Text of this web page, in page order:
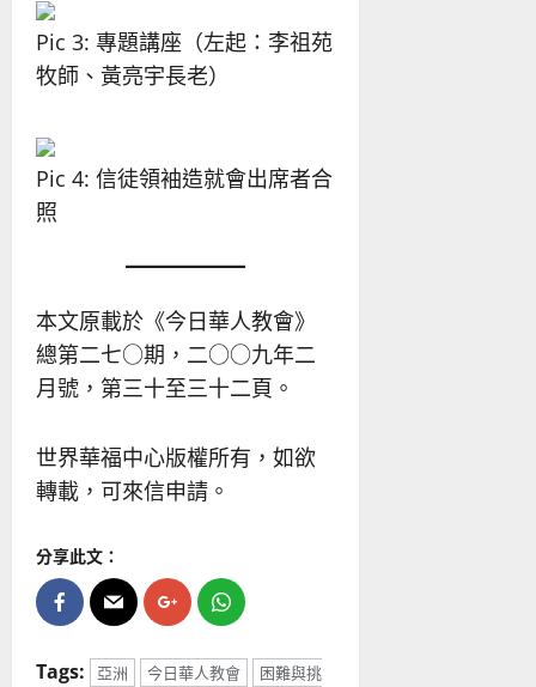
Pic 3: 專題講座（左起：李祖苑
牧師、黃亮宇長老）
Pic 4: 信徒領袖造就會出席者合
照
本文原載於《今日華人教會》
總第二七○期，二○○九年二
月號，第三十至三十二頁。
世界華福中心版權所有，如欲
轉載，可來信申請。
分享此文：
Tags: 亞洲 今日華人教會
困難與挑